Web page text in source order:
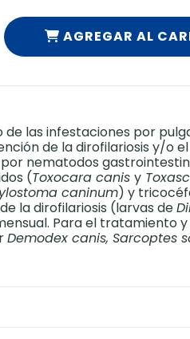
AGREGAR AL
las infestaciones por
de la dirofilariosis y/o el
nematodos
(Toxocara canis y
caninum) y
la dirofilariosis (larvas de
Para el tratamiento
Demodex canis, Sarcoptes